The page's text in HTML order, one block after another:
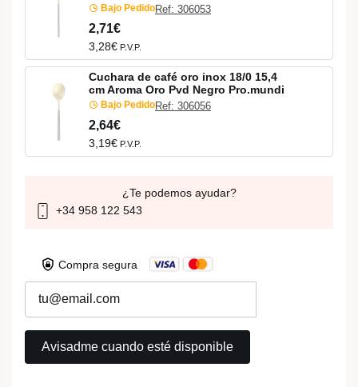
Bajo PedidoRef: 306053
2,71€
3,28€ P.V.P.
Cuchara de café oro inox 18/0 15,4
cm Aroma Oro Pvd Negro Pro.mundi
Bajo PedidoRef: 306056
2,64€
3,19€ P.V.P.
¿Te podemos ayudar?
+34 958 122 543
Compra segura